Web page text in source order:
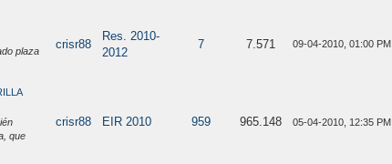
plaza
crisr88
Res. 2010-
2012
7 7.571 09-04-2010, 01:00 PM
que
crisr88 EIR 2010 959 965.148 05-04-2010, 12:35 PM